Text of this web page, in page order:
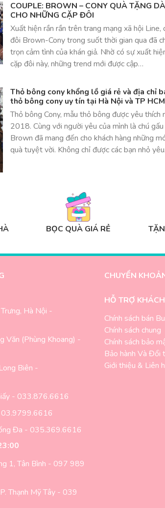
COUPLE: BROWN – CONY QUÀ TẶNG
CHO NHỮNG CẶP ĐÔI
Xuất hiện rần rần trên trang mạng xã hội Line,
đôi Brown-Cony trong suốt thời gian qua đã
trọn cảm tình của khán giả. Nhờ có sự xuất
cặp đôi này, những trend mới được cập…
Thỏ bông cony khổng lồ giá rẻ và địa chỉ
thỏ bông cony uy tín tại Hà Nội và TP
Thỏ bông Cony, mẫu thỏ bông được yêu thích
2018. Cùng với người yêu của mình là chú
Brown đã mang đến cho khách hàng những
quà tuyệt vời. Không chỉ được các bạn nhỏ
BỌC QUÀ GIÁ RẺ
Hà Nội -
Văn (Phùng Khoang) -
Biên -
- 033.876.6616
03.9799.6616
Đa - 035.369.6616
1, Tân Bình - 097 989
Thạnh Mỹ Tây - 039
CHUYỂN
HỖ TRỢ
Chính sách bán
Chính sách chung
Chính sách bảo
Bảo hành Và Đổi
Giới thiệu & Liên